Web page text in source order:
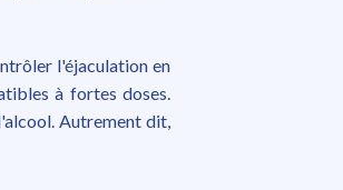
l'éjaculation en
à fortes doses.
Autrement dit,